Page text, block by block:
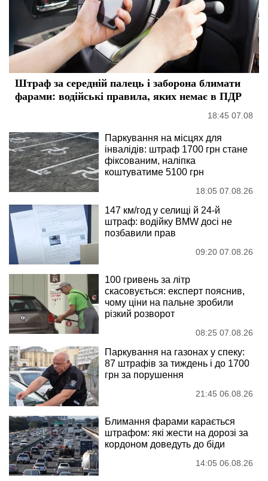
Штраф за середній палець і заборона блимати
фарами: водійські правила, яких немає в ПДР
18:45 07.08
Паркування на місцях для
інвалідів: штраф 1700 грн стане
фіксованим, наліпка
коштуватиме 5100 грн
18:05 07.08.26
147 км/год у селищі й 24-й
штраф: водійку BMW досі не
позбавили прав
09:20 07.08.26
100 гривень за літр
скасовується: експерт пояснив,
чому ціни на пальне зробили
різкий розворот
08:25 07.08.26
Паркування на газонах у спеку:
87 штрафів за тиждень і до 1700
грн за порушення
21:45 06.08.26
Блимання фарами карається
штрафом: які жести на дорозі за
кордоном доведуть до біди
14:05 06.08.26